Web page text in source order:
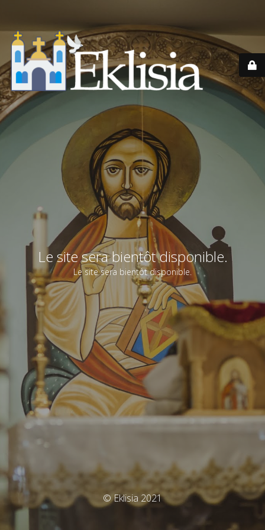
Le site sera bientôt disponible.
Le site sera bientôt disponible.
© Eklisia 2021